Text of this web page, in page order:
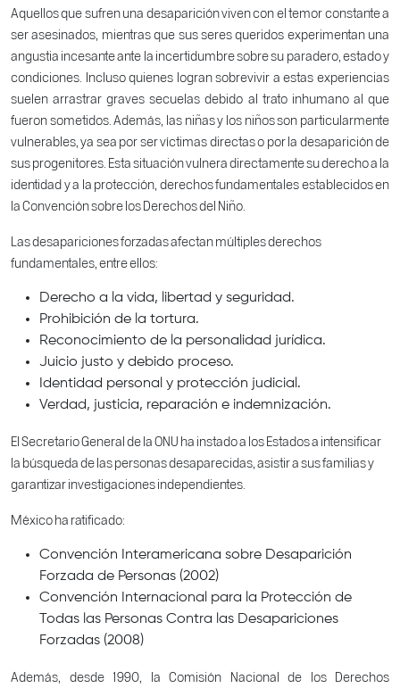
Aquellos que sufren una desaparición viven con el temor constante a
ser asesinados, mientras que sus seres queridos experimentan una
angustia incesante ante la incertidumbre sobre su paradero, estado y
condiciones. Incluso quienes logran sobrevivir a estas experiencias
suelen arrastrar graves secuelas debido al trato inhumano al que
fueron sometidos. Además, las niñas y los niños son particularmente
vulnerables, ya sea por ser víctimas directas o por la desaparición de
sus progenitores. Esta situación vulnera directamente su derecho a la
identidad y a la protección, derechos fundamentales establecidos en
la Convención sobre los Derechos del Niño.
Las desapariciones forzadas afectan múltiples derechos
fundamentales, entre ellos:
Derecho a la vida, libertad y seguridad.
Prohibición de la tortura.
Reconocimiento de la personalidad jurídica.
Juicio justo y debido proceso.
Identidad personal y protección judicial.
Verdad, justicia, reparación e indemnización.
El Secretario General de la ONU ha instado a los Estados a intensificar
la búsqueda de las personas desaparecidas, asistir a sus familias y
garantizar investigaciones independientes.
México ha ratificado:
Convención Interamericana sobre Desaparición
Forzada de Personas (2002)
Convención Internacional para la Protección de
Todas las Personas Contra las Desapariciones
Forzadas (2008)
Además, desde 1990, la Comisión Nacional de los Derechos